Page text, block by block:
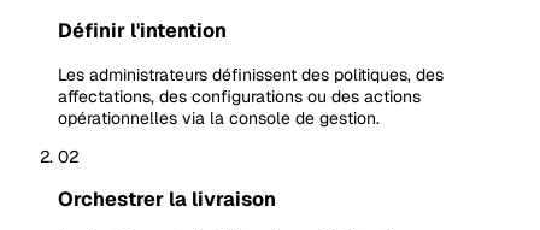
Définir l'intention
Les administrateurs définissent des politiques, des
affectations, des configurations ou des actions
opérationnelles via la console de gestion.
02
Orchestrer la livraison